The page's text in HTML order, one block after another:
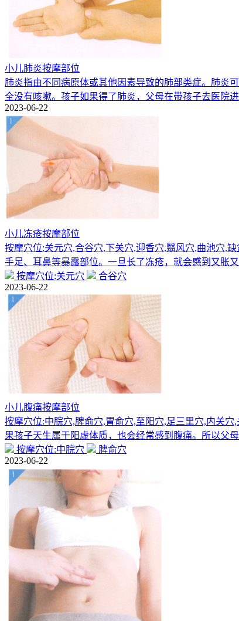
小儿肺炎按摩部位
肺炎指由不同病原体或其他因素导致的肺部类症。肺炎
全没有咳嗽。孩子如果得了肺炎，父母在带孩子去医院
2023-06-22
小儿冻疮按摩部位
按摩穴位:关元穴,合谷穴,下关穴,迎香穴,翳风穴,曲池穴,
手足、耳鼻等暴露部位。一旦长了冻疮，就会感到又胀
按摩穴位:关元穴
合谷穴
2023-06-22
小儿腹痛按摩部位
按摩穴位:中脘穴,脾俞穴,胃俞穴,至阳穴,足三里穴,内关
果孩子天生属于阳虚体质，也会经常感到腹痛。所以父
按摩穴位:中脘穴
脾俞穴
2023-06-22